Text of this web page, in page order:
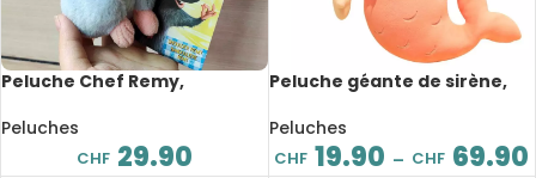
Peluche Chef Remy,
épaule magnétique, 16 cm
Peluches
CHF 29.90
Peluche géante de sirène,
partenaire de sommeil, de
30 à 110 cm
Peluches
CHF 19.90 – CHF 69.90